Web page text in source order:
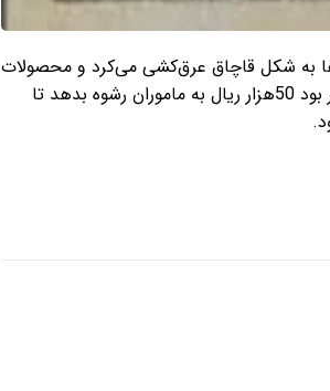
به شکل قاچاق عرق‌کشی می‌کرد و محصولات
خود را به مردم می‌فروخت. «داداش» (اسم آقای مشروب‌فروش است) حتی حاضر بود 50هزار ریال به ماموران رشوه بدهد تا